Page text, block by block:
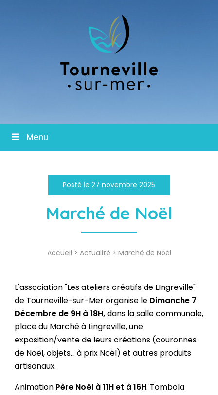
Menu
Posté le 27 novembre 2025
Marché de Noël
Accueil > Actualité > Marché de Noël
L'association "Les ateliers créatifs de LIngreville"
de Tourneville-sur-Mer organise le Dimanche 7
Décembre de 9H à 18H,dans la salle communale,
place du Marché à Lingreville, une
exposition/vente de leurs créations (couronnes
de Noël, objets... à prix Noël) et autres produits
artisanaux.
Animation Père Noël à 11H et à 16H. Tombola